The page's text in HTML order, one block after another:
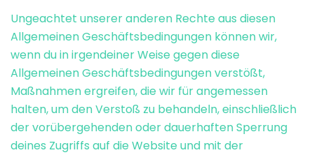
Ungeachtet unserer anderen Rechte aus diesen
Allgemeinen Geschäftsbedingungen können wir,
wenn du in irgendeiner Weise gegen diese
Allgemeinen Geschäftsbedingungen verstößt,
Maßnahmen ergreifen, die wir für angemessen
halten, um den Verstoß zu behandeln, einschließlich
der vorübergehenden oder dauerhaften Sperrung
deines Zugriffs auf die Website und mit der